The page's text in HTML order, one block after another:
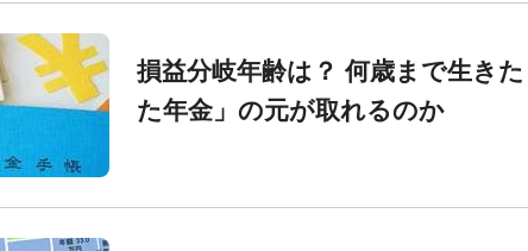
損益分岐年齢は？ 何歳まで生き
た年金」の元が取れるのか